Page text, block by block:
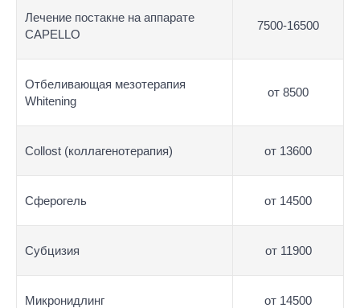
Лечение постакне на аппарате
CAPELLO
7500-16500
Отбеливающая мезотерапия
Whitening
от 8500
Collost (коллагенотерапия) от 13600
Сферогель от 14500
Субцизия от 11900
Микронидлинг от 14500